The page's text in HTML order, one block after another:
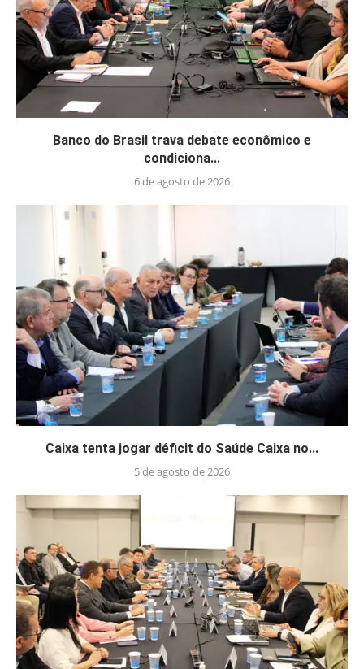
Banco do Brasil trava debate econômico e
condiciona...
6 de agosto de 2026
Caixa tenta jogar déficit do Saúde Caixa no...
5 de agosto de 2026